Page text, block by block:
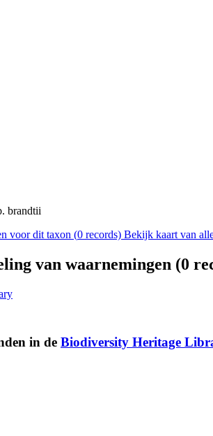
brandtii
voor dit taxon (0 records) Bekijk kaart van
van waarnemingen (0
in de Biodiversity Heritage